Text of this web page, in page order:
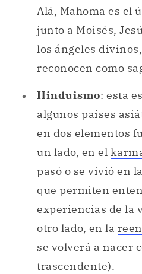
Alá, Mahoma es el
junto a Moisés,
los ángeles
reconocen como
Hinduismo: esta
algunos países
en dos elementos
un lado, en el
pasó o se vivió en
que permiten
experiencias de la
otro lado, en la
se volverá a nacer
trascendente).